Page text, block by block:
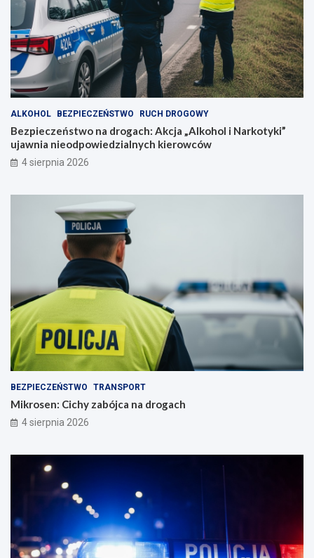
ALKOHOL BEZPIECZEŃSTWO RUCH DROGOWY
Bezpieczeństwo na drogach: Akcja „Alkohol i Narkotyki”
ujawnia nieodpowiedzialnych kierowców
4 sierpnia 2026
BEZPIECZEŃSTWO TRANSPORT
Mikrosen: Cichy zabójca na drogach
4 sierpnia 2026